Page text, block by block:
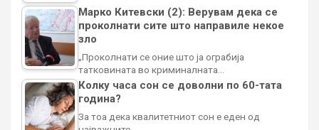
Марко Китевски (2): Верувам дека се
проколнати сите што направиле некое
зло
„Проколнати се оние што ја ограбија
татковината во криминалната…
Колку часа сон се доволни по 60-тата
година?
За тоа дека квалитетниот сон е еден од